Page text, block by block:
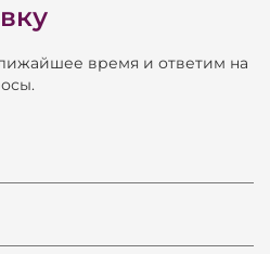
время и ответим на